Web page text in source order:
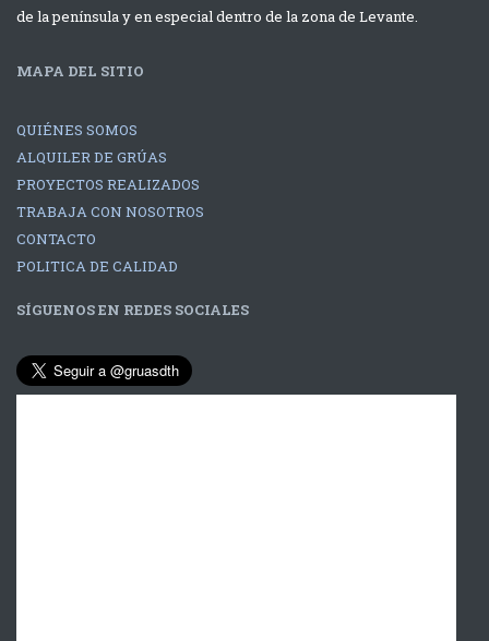
de la península y en especial dentro de la zona de Levante.
MAPA DEL SITIO
QUIÉNES SOMOS
ALQUILER DE GRÚAS
PROYECTOS REALIZADOS
TRABAJA CON NOSOTROS
CONTACTO
POLITICA DE CALIDAD
SÍGUENOS EN REDES SOCIALES